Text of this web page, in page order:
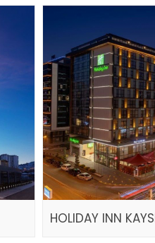
HOLIDAY INN